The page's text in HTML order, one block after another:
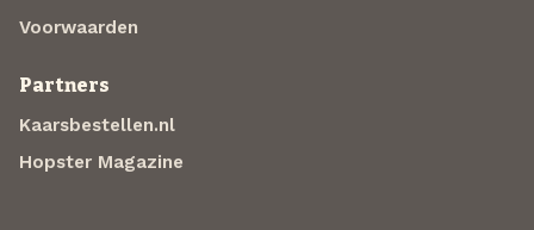
Voorwaarden
Partners
Kaarsbestellen.nl
Hopster Magazine